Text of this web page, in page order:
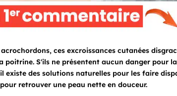
ces excroissances cutanées
poitrine. S'ils ne présentent aucun danger pour
existe des solutions naturelles pour les faire
retrouver une peau nette en douceur.